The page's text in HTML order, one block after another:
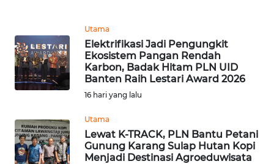
Utama
Elektrifikasi Jadi Pengungkit
Ekosistem Pangan Rendah
Karbon, Badak Hitam PLN UID
Banten Raih Lestari Award 2026
16 hari yang lalu
Utama
Lewat K-TRACK, PLN Bantu Petani
Gunung Karang Sulap Hutan Kopi
Menjadi Destinasi Agroeduwisata
WN
SULTENG
WN
BABEL